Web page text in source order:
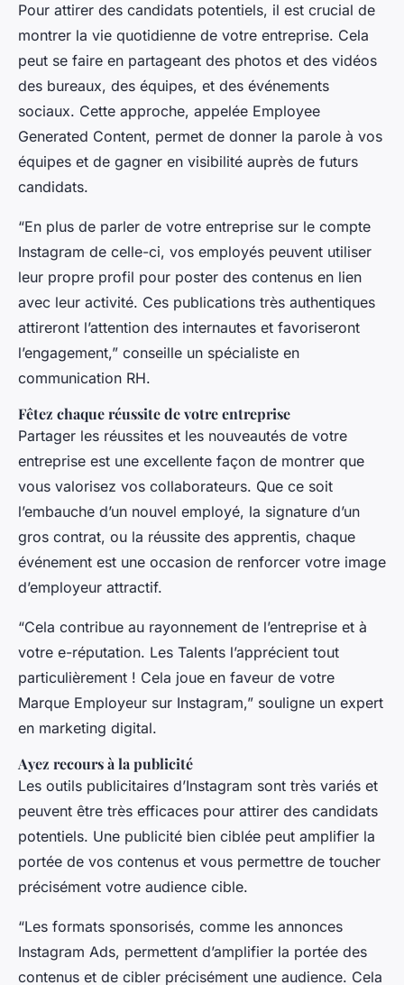
Pour attirer des candidats potentiels, il est crucial de
montrer la vie quotidienne de votre entreprise. Cela
peut se faire en partageant des photos et des vidéos
des bureaux, des équipes, et des événements
sociaux. Cette approche, appelée Employee
Generated Content, permet de donner la parole à vos
équipes et de gagner en visibilité auprès de futurs
candidats.
“En plus de parler de votre entreprise sur le compte
Instagram de celle-ci, vos employés peuvent utiliser
leur propre profil pour poster des contenus en lien
avec leur activité. Ces publications très authentiques
attireront l’attention des internautes et favoriseront
l’engagement,” conseille un spécialiste en
communication RH.
Fêtez chaque réussite de votre entreprise
Partager les réussites et les nouveautés de votre
entreprise est une excellente façon de montrer que
vous valorisez vos collaborateurs. Que ce soit
l’embauche d’un nouvel employé, la signature d’un
gros contrat, ou la réussite des apprentis, chaque
événement est une occasion de renforcer votre image
d’employeur attractif.
“Cela contribue au rayonnement de l’entreprise et à
votre e-réputation. Les Talents l’apprécient tout
particulièrement ! Cela joue en faveur de votre
Marque Employeur sur Instagram,” souligne un expert
en marketing digital.
Ayez recours à la publicité
Les outils publicitaires d’Instagram sont très variés et
peuvent être très efficaces pour attirer des candidats
potentiels. Une publicité bien ciblée peut amplifier la
portée de vos contenus et vous permettre de toucher
précisément votre audience cible.
“Les formats sponsorisés, comme les annonces
Instagram Ads, permettent d’amplifier la portée des
contenus et de cibler précisément une audience. Cela